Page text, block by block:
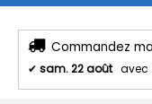
Commandez
✔ sam. 22 août avec